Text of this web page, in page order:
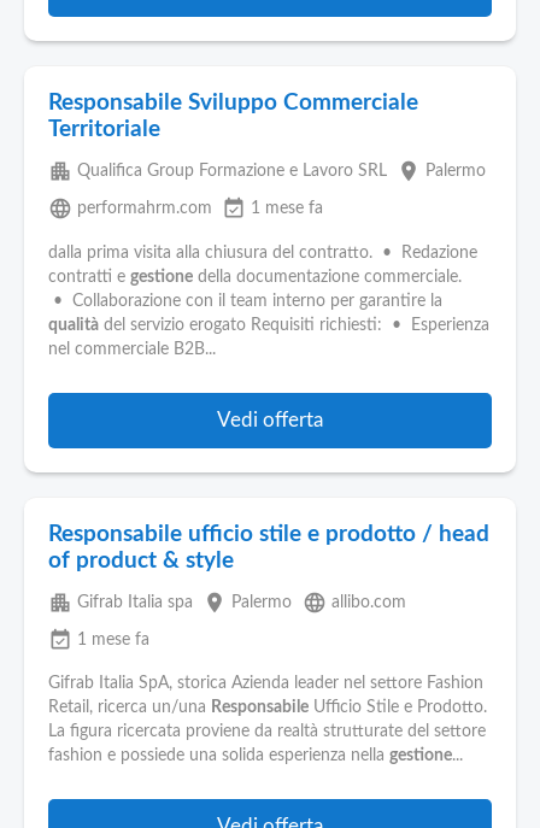
Responsabile Sviluppo Commerciale
Territoriale
apartment Qualifica Group Formazione e Lavoro SRL place Palermo
language performahrm.com event_available 1 mese fa
dalla prima visita alla chiusura del contratto. • Redazione
contratti e gestione della documentazione commerciale.
• Collaborazione con il team interno per garantire la
qualità del servizio erogato Requisiti richiesti: • Esperienza
nel commerciale B2B...
Vedi offerta
Responsabile ufficio stile e prodotto / head
of product & style
apartment Gifrab Italia spa place Palermo language allibo.com
event_available 1 mese fa
Gifrab Italia SpA, storica Azienda leader nel settore Fashion
Retail, ricerca un/una Responsabile Ufficio Stile e Prodotto.
La figura ricercata proviene da realtà strutturate del settore
fashion e possiede una solida esperienza nella gestione...